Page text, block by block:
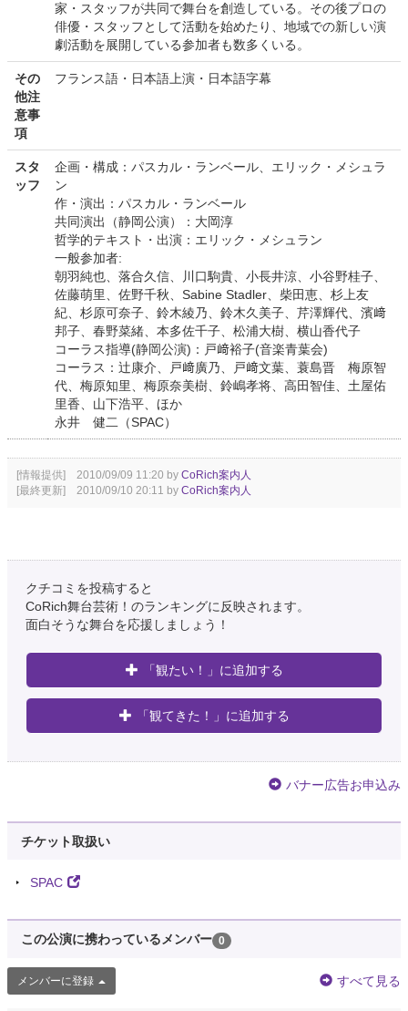
家・スタッフが共同で舞台を創造している。その後プロの
俳優・スタッフとして活動を始めたり、地域での新しい演
劇活動を展開している参加者も数多くいる。
その
他注
意事
項
フランス語・日本語上演・日本語字幕
スタ
ッフ
企画・構成：パスカル・ランベール、エリック・メシュラ
ン
作・演出：パスカル・ランベール
共同演出（静岡公演）：大岡淳
哲学的テキスト・出演：エリック・メシュラン
一般参加者:
朝羽純也、落合久信、川口駒貴、小長井涼、小谷野桂子、
佐藤萌里、佐野千秋、Sabine Stadler、柴田恵、杉上友
紀、杉原可奈子、鈴木綾乃、鈴木久美子、芹澤輝代、濱﨑
邦子、春野菜緒、本多佐千子、松浦大樹、横山香代子
コーラス指導(静岡公演)：戸﨑裕子(音楽青葉会)
コーラス：辻康介、戸﨑廣乃、戸﨑文葉、蓑島晋 梅原智
代、梅原知里、梅原奈美樹、鈴嶋孝将、高田智佳、土屋佑
里香、山下浩平、ほか
永井 健二（SPAC）
[情報提供] 2010/09/09 11:20 by CoRich案内人
[最終更新] 2010/09/10 20:11 by CoRich案内人
クチコミを投稿すると
CoRich舞台芸術！のランキングに反映されます。
面白そうな舞台を応援しましょう！
「観たい！」に追加する
「観てきた！」に追加する
バナー広告お申込み
チケット取扱い
SPAC
この公演に携わっているメンバー 0
メンバーに登録 すべて見る